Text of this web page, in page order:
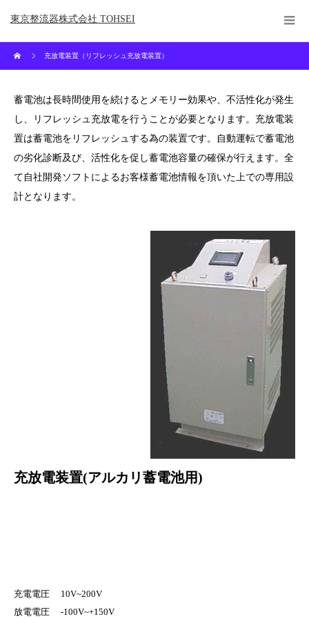
東京整流器株式会社 TOHSEI
充放電装置（リフレッシュ充放電装置）
蓄電池は長時間使用を続けるとメモリー効果や、不活性化が発生
し、リフレッシュ充放電を行うことが必要となります。充放電装
置は蓄電池をリフレッシュする為の装置です。自動運転で蓄電池
の劣化診断及び、活性化を促し蓄電池容量の確保が行えます。全
て自社開発ソフトによるお客様蓄電池情報を頂いた上での専用設
計となります。
充放電装置(アルカリ蓄電池用)
充電電圧 10V~200V
放電電圧 -100V~+150V